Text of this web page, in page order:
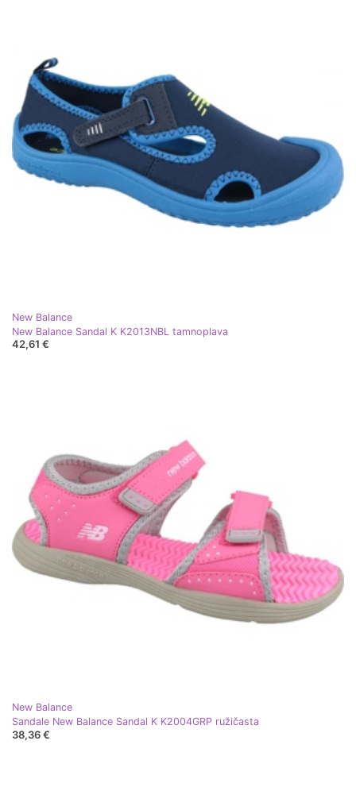
New Balance
New Balance Sandal K K2013NBL tamnoplava
42,61 €
New Balance
Sandale New Balance Sandal K K2004GRP ružičasta
38,36 €